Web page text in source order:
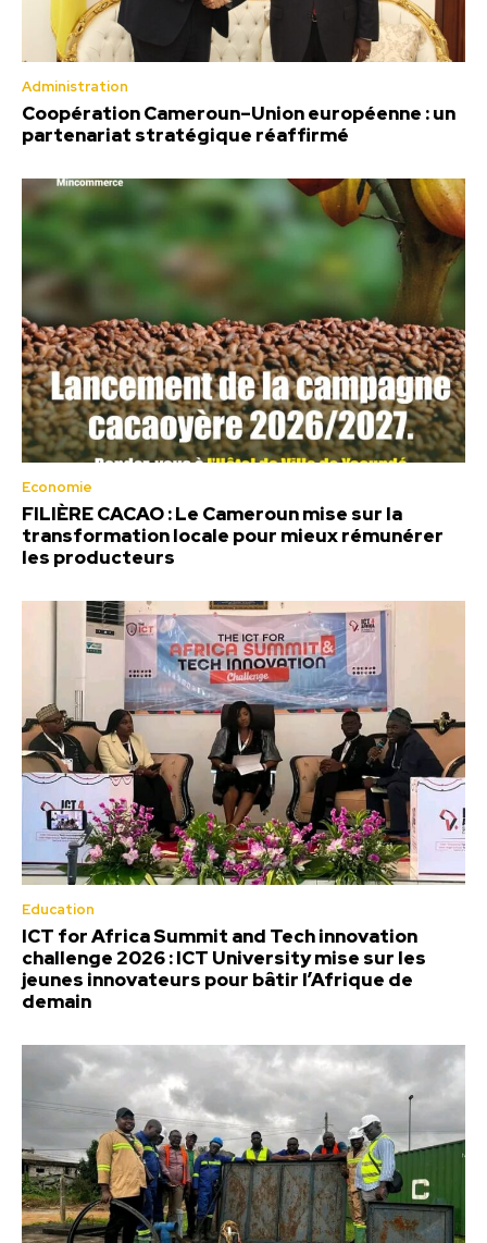
Administration
Coopération Cameroun–Union européenne : un
partenariat stratégique réaffirmé
Economie
FILIÈRE CACAO : Le Cameroun mise sur la
transformation locale pour mieux rémunérer
les producteurs
Education
ICT for Africa Summit and Tech innovation
challenge 2026 : ICT University mise sur les
jeunes innovateurs pour bâtir l’Afrique de
demain